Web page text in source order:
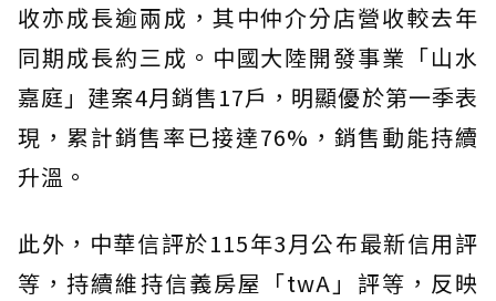
收亦成長逾兩成，其中仲介分店營收較去年
同期成長約三成。中國大陸開發事業「山水
嘉庭」建案4月銷售17戶，明顯優於第一季表
現，累計銷售率已接達76%，銷售動能持續
升溫。
此外，中華信評於115年3月公布最新信用評
等，持續維持信義房屋「twA」評等，反映